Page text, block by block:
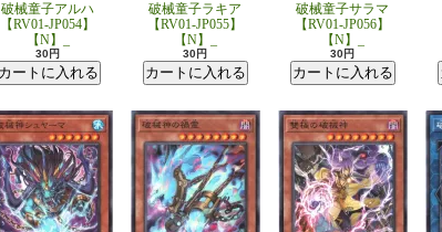
破械童子アルハ
【RV01-JP054】
【N】_
30円
破械童子ラキア
【RV01-JP055】
【N】_
30円
破械童子サラマ
【RV01-JP056】
【N】_
30円